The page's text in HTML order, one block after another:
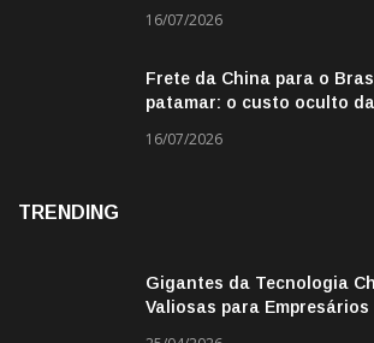
16/07/2026
Frete da China para o
patamar: o custo oculto
16/07/2026
TRENDING
Gigantes da Tecnologia
Valiosas para